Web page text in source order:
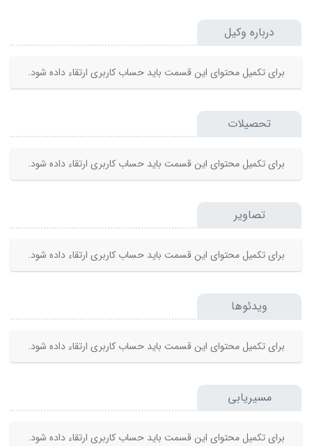
درباره وکیل
برای تکمیل محتوای این قسمت باید حساب کاربری ارتقاء داده شود.
تحصیلات
برای تکمیل محتوای این قسمت باید حساب کاربری ارتقاء داده شود.
تصاویر
برای تکمیل محتوای این قسمت باید حساب کاربری ارتقاء داده شود.
ویدئوها
برای تکمیل محتوای این قسمت باید حساب کاربری ارتقاء داده شود.
مسیریابی
برای تکمیل محتوای این قسمت باید حساب کاربری ارتقاء داده شود.